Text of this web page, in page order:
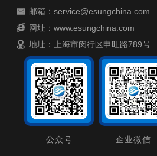
邮箱：service@esungchina.com
网址： www.esungchina.com
地址：上海市闵行区申旺路789号
公众号 企业微信